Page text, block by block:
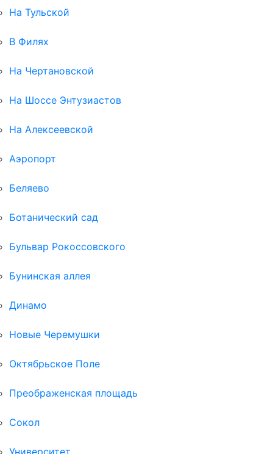
На Тульской
В Филях
На Чертановской
На Шоссе Энтузиастов
На Алексеевской
Аэропорт
Беляево
Ботанический сад
Бульвар Рокоссовского
Бунинская аллея
Динамо
Новые Черемушки
Октябрьское Поле
Преображенская площадь
Сокол
Университет